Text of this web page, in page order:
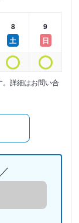
8
土
9
日
詳細はお問い合